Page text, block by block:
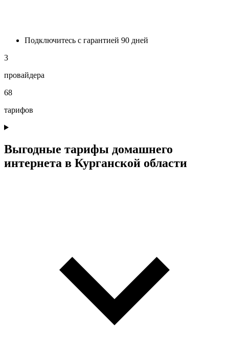
Подключитесь с гарантией 90 дней
3
провайдера
68
тарифов
Выгодные тарифы домашнего
интернета в Курганской области